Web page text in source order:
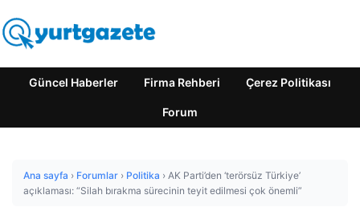
Güncel Haberler Firma Rehberi Çerez Politikası
Forum
Ana sayfa › Forumlar › Politika › AK Parti’den ‘terörsüz Türkiye’
açıklaması: “Silah bırakma sürecinin teyit edilmesi çok önemli”